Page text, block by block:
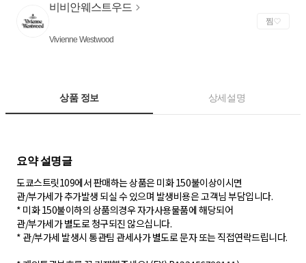
비비안웨스트우드
Vivienne Westwood
찜
상품 정보 상세설명
요약 설명글
도쿄스트릿109에서 판매하는 상품은 미화 150불이상이시면
관/부가세가 추가발생 되실 수 있으며 발생비용은 고객님 부담입니다.
* 미화 150불이하의 상품의경우 자가사용물품에 해당되어
관/부가세가 별도로 청구되진 않으십니다.
* 관/부가세 발생시 통관팀 관세사가 별도로 문자 또는 직접연락드립니다.